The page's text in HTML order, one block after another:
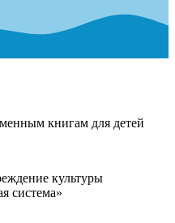
книгам для детей
культуры
система»